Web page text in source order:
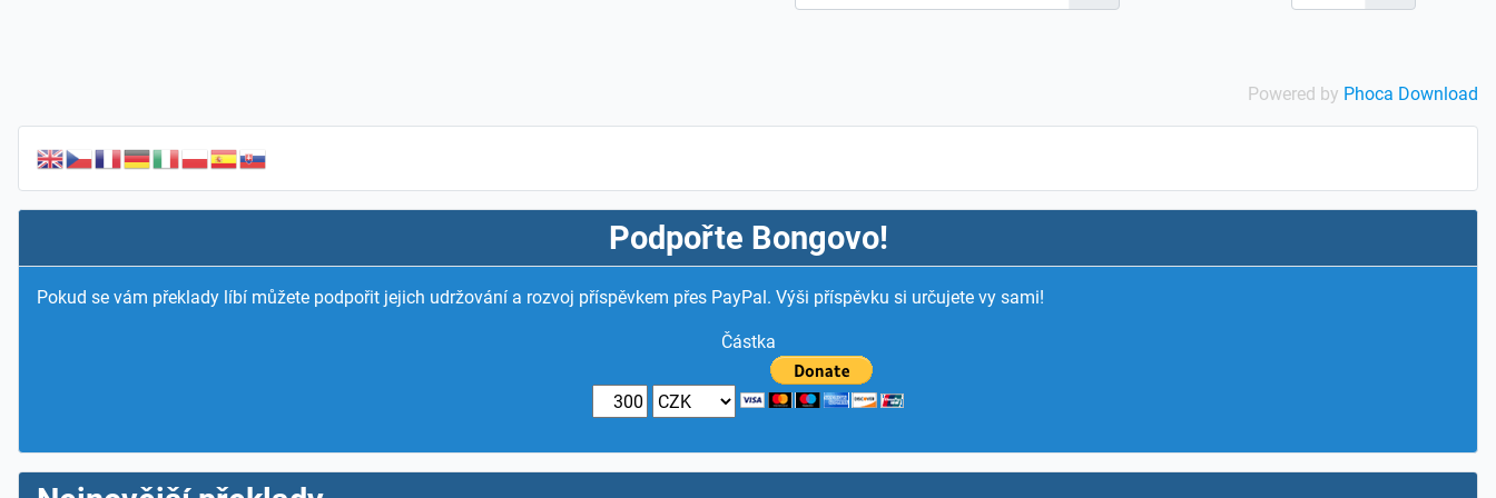
Powered by Phoca Download
Podpořte Bongovo!
Pokud se vám překlady líbí můžete podpořit jejich udržování a rozvoj příspěvkem přes PayPal. Výši příspěvku si určujete vy sami!
Částka